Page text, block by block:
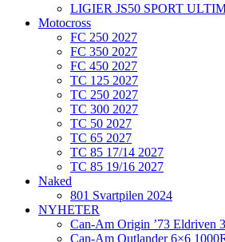
LIGIER JS50 SPORT
Motocross
FC 250 2027
FC 350 2027
FC 450 2027
TC 125 2027
TC 250 2027
TC 300 2027
TC 50 2027
TC 65 2027
TC 85 17/14 2027
TC 85 19/16 2027
Naked
801 Svartpilen 2024
NYHETER
Can-Am Origin ’73 Eldriven
Can-Am Outlander 6×6